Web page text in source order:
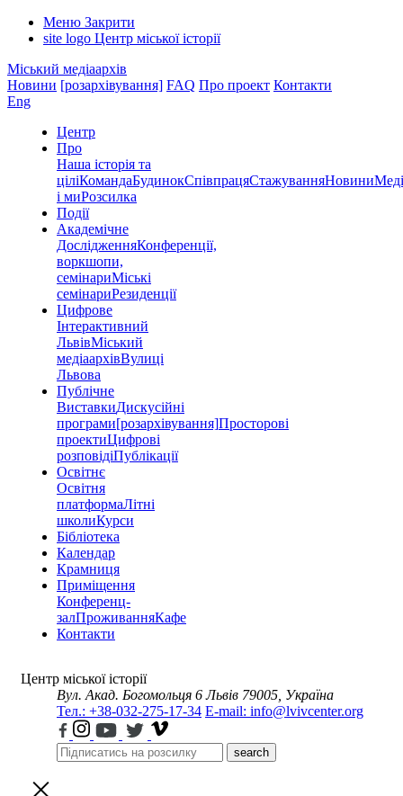
Меню Закрити
site logo Центр міської історії
Міський медіаархів
Новини [розархівування] FAQ Про проект Контакти
Eng
Центр
Про
Наша історія та
ціліКомандаБудинокСпівпрацяСтажуванняНовини
і миРозсилка
Події
Академічне
ДослідженняКонференції,
воркшопи,
семінариМіські
семінариРезиденції
Цифрове
Інтерактивний
ЛьвівМіський
медіаархівВулиці
Львова
Публічне
ВиставкиДискусійні
програми[розархівування]Просторові
проектиЦифрові
розповідіПублікації
Освітнє
Освітня
платформаЛітні
школиКурси
Бібліотека
Календар
Крамниця
Приміщення
Конференц-
залПроживанняКафе
Контакти
Центр міської історії
Вул. Акад. Богомольця 6 Львів 79005, Україна
Тел.: +38-032-275-17-34 E-mail: info@lvivcenter.org
search